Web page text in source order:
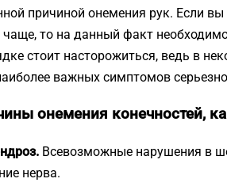
причиной онемения рук. Если
то на данный факт
стоит насторожиться, ведь в
важных симптомов
онемения конечностей,
Всевозможные нарушения в
нерва.